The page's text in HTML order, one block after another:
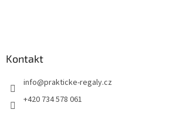
Kontakt
info@prakticke-regaly.cz
+420 734 578 061